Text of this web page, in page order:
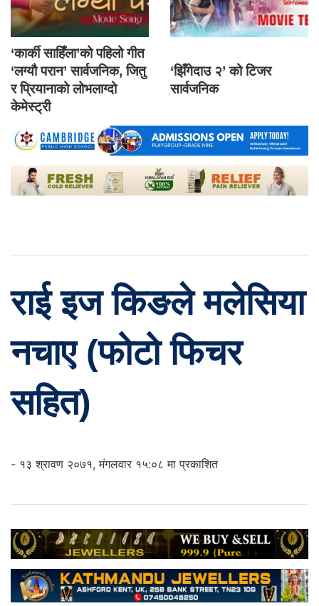
‘कार्की साहिँला’को पहिलो गीत
‘लग्यौ परान’ सार्वजनिक, जितु
र प्रियानाको लोभलाग्दो
केमेस्ट्री
‘झिँगेदाउ २’ को टिजर
सार्वजनिक
राई इज किङले मलेसिया
नचाए (फोटो फिचर
सहित)
- १३ श्रावण २०७१, मंगलवार १५:०८ मा प्रकाशित